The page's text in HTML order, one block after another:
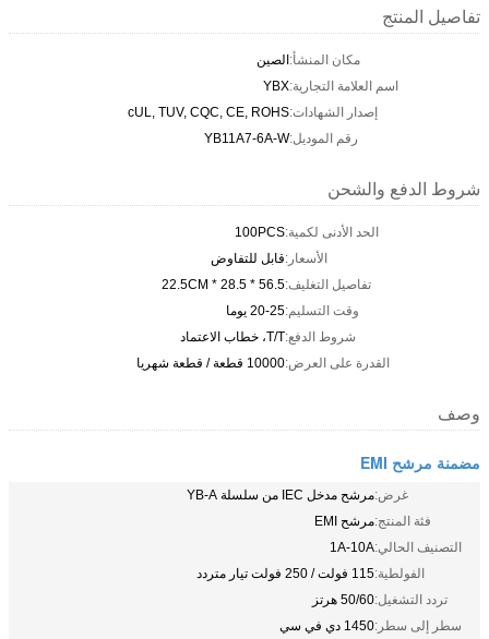
تفاصيل المنتج
مكان المنشأ:الصين
اسم العلامة التجارية:YBX
إصدار الشهادات:cUL, TUV, CQC, CE, ROHS
رقم الموديل:YB11A7-6A-W
شروط الدفع والشحن
الحد الأدنى لكمية:100PCS
الأسعار:قابل للتفاوض
تفاصيل التغليف:56.5 * 28.5 * 22.5CM
وقت التسليم:20-25 يوما
شروط الدفع:T/T، خطاب الاعتماد
القدرة على العرض:10000 قطعة / قطعة شهريا
وصف
مضمنة مرشح EMI
غرض:مرشح مدخل IEC من سلسلة YB-A
فئة المنتج:مرشح EMI
التصنيف الحالي:1A-10A
الفولطية:115 فولت / 250 فولت تيار متردد
تردد التشغيل:50/60 هرتز
سطر إلى سطر:1450 دي في سي